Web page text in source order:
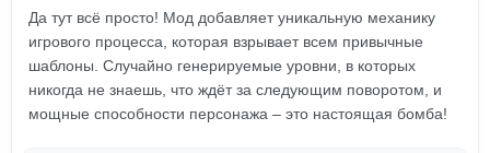
Да тут всё просто! Мод добавляет уникальную механику
игрового процесса, которая взрывает всем привычные
шаблоны. Случайно генерируемые уровни, в которых
никогда не знаешь, что ждёт за следующим поворотом, и
мощные способности персонажа – это настоящая бомба!